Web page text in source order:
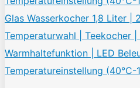
Glas Wasserkocher 1,8 Liter |
Temperaturwahl | Teekocher |
Warmhaltefunktion | LED
Temperatureinstellung (40°C-